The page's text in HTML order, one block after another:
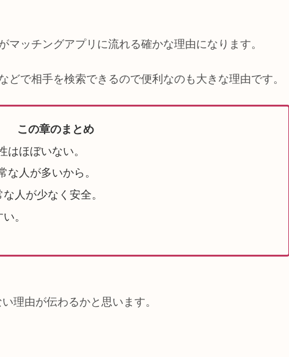
ッチングアプリに流れる確かな理由になります。
で相手を検索できるので便利なのも大きな理由です。
この章のまとめ
はほぼいない。
な人が多いから。
人が少なく安全。
。
理由が伝わるかと思います。